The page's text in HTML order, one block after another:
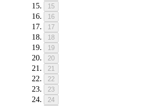
15
16
17
18
19
20
21
22
23
24